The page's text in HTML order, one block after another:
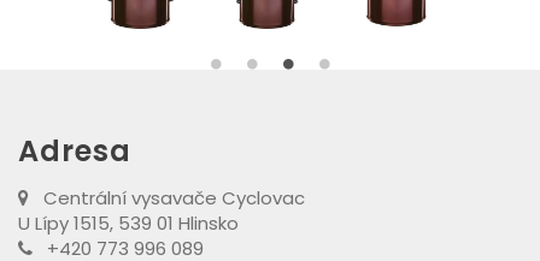
Adresa
Centrální vysavače Cyclovac
U Lípy 1515, 539 01 Hlinsko
+420 773 996 089